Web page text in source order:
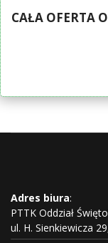
CAŁA OFERTA
Adres biura:
PTTK Oddział
ul. H. Sienkiewicza